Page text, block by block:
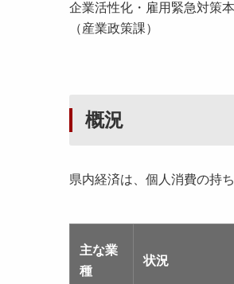
企業活性化・雇用緊急対策
（産業政策課）
概況
県内経済は、個人消費の持
主な業
種
状況